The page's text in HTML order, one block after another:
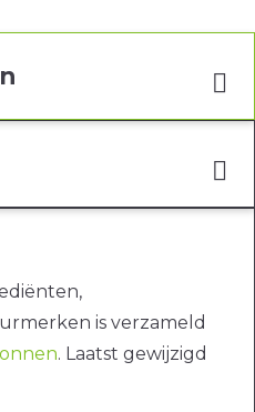
is verzameld
. Laatst gewijzigd